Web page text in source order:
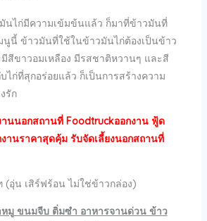
นไก่มีความเข้มข้นแล้ว ก็มาที่ข้าวมันที่
นูนี้ ข้าวมันที่ใช้ในข้าวมันไก่ต้องเป็นข้าว
สีขาวอมเหลือง มีรสชาติหวานๆ และสี
ไก่ที่สุกอร่อยแล้ว ก็เป็นการสร้างความ
รัก
นนอกสถานที่ Foodtruckออกงาน ฟู้ด
านราคาสุดคุ้ม รับจัดเลี้ยงนอกสถานที่
(อุ่น เสิร์ฟร้อน ไม่ใช่ข้าวกล่อง)
มู ขนมจีบ ติ่มซำ อาหารจานด่วน ข้าว